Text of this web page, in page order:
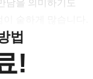
을 의미하기도
법
!